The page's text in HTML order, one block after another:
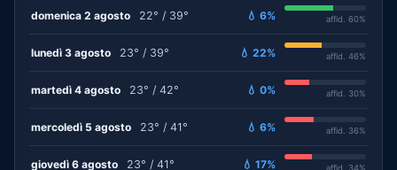
domenica 2 agosto 22° / 39° 💧 6% affid. 60%
lunedì 3 agosto 23° / 39° 💧 22% affid. 46%
martedì 4 agosto 23° / 42° 💧 0% affid. 30%
mercoledì 5 agosto 23° / 41° 💧 6% affid. 36%
giovedì 6 agosto 23° / 41° 💧 17% affid. 34%